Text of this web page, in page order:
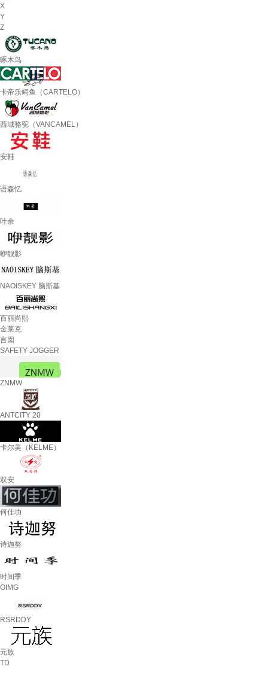
X
Y
Z
啄木鸟
卡帝乐鳄鱼（CARTELO）
西域骆驼（VANCAMEL）
安鞋
语森忆
叶余
咿靓影
NAOISKEY 脑斯基
百丽尚熙
金莱克
言囡
SAFETY JOGGER
ZNMW
ANTCITY 20
卡尔美（KELME）
双安
何佳功
诗迦努
时间季
OIMG
RSRDDY
元族
TD